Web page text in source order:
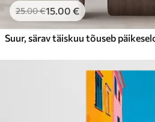
25.00€15.00 €